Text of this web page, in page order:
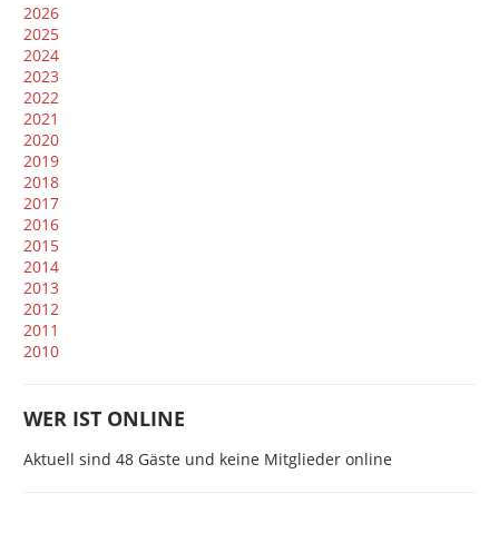
2026
2025
2024
2023
2022
2021
2020
2019
2018
2017
2016
2015
2014
2013
2012
2011
2010
WER IST ONLINE
Aktuell sind 48 Gäste und keine Mitglieder online